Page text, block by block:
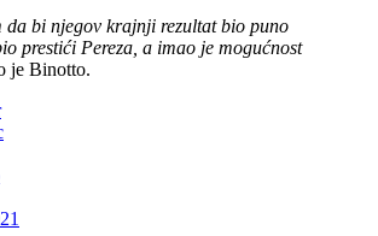
da bi njegov krajnji rezultat bio puno
prestići Pereza, a imao je mogućnost
je Binotto.